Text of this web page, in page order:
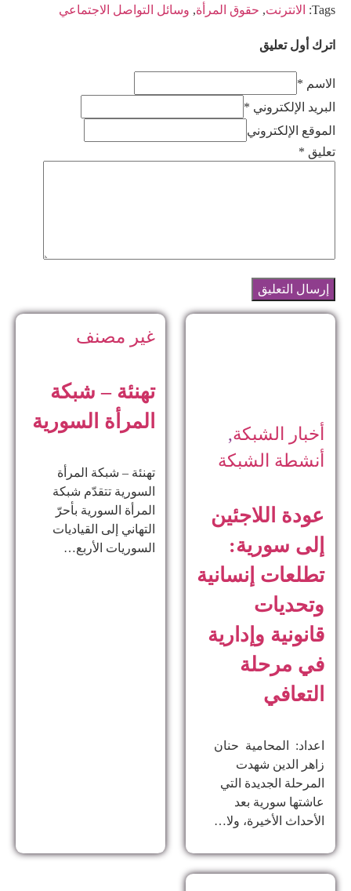
Tags: الانترنت, حقوق المرأة, وسائل التواصل الاجتماعي
اترك أول تعليق
الاسم *
البريد الإلكتروني *
الموقع الإلكتروني
تعليق *
أخبار الشبكة,
أنشطة الشبكة
عودة اللاجئين
إلى سورية:
تطلعات إنسانية
وتحديات
قانونية وإدارية
في مرحلة
التعافي
اعداد: المحامية حنان
زاهر الدين ​شهدت
المرحلة الجديدة التي
عاشتها سورية بعد
الأحداث الأخيرة، ولا…
غير مصنف
تهنئة – شبكة
المرأة السورية
تهنئة – شبكة المرأة
السورية تتقدّم شبكة
المرأة السورية بأحرّ
التهاني إلى القياديات
السوريات الأربع…